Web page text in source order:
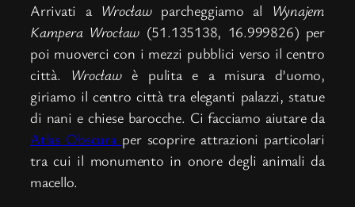
Arrivati a Wrocławparcheggiamo al
Wynajem
Kampera Wrocław (51.135138, 16.999826) per
poi muoverci con i mezzi pubblici verso il centro
città. Wrocławè pulita e a misura d’uomo,
giriamo il centro città tra eleganti palazzi, statue
di nani e chiese barocche. Ci facciamo aiutare da
Atlas Obscura per scoprire attrazioni particolari
tra cui il monumento in onore degli animali da
macello.